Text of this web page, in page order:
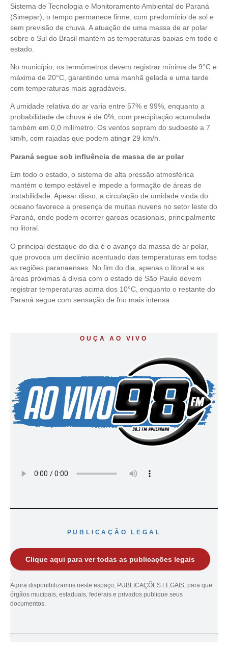
Sistema de Tecnologia e Monitoramento Ambiental do Paraná
(Simepar), o tempo permanece firme, com predomínio de sol e
sem previsão de chuva. A atuação de uma massa de ar polar
sobre o Sul do Brasil mantém as temperaturas baixas em todo o
estado.
No município, os termômetros devem registrar mínima de 9°C e
máxima de 20°C, garantindo uma manhã gelada e uma tarde
com temperaturas mais agradáveis.
A umidade relativa do ar varia entre 57% e 99%, enquanto a
probabilidade de chuva é de 0%, com precipitação acumulada
também em 0,0 milímetro. Os ventos sopram do sudoeste a 7
km/h, com rajadas que podem atingir 29 km/h.
Paraná segue sob influência de massa de ar polar
Em todo o estado, o sistema de alta pressão atmosférica
mantém o tempo estável e impede a formação de áreas de
instabilidade. Apesar disso, a circulação de umidade vinda do
oceano favorece a presença de muitas nuvens no setor leste do
Paraná, onde podem ocorrer garoas ocasionais, principalmente
no litoral.
O principal destaque do dia é o avanço da massa de ar polar,
que provoca um declínio acentuado das temperaturas em todas
as regiões paranaenses. No fim do dia, apenas o litoral e as
áreas próximas à divisa com o estado de São Paulo devem
registrar temperaturas acima dos 10°C, enquanto o restante do
Paraná segue com sensação de frio mais intensa.
OUÇA AO VIVO
PUBLICAÇÃO LEGAL
Clique aqui para ver todas as publicações legais
Agora disponibilizamos neste espaço, PUBLICAÇÕES LEGAIS, para que
órgãos mucipais, estaduais, federais e privados publique seus
documentos.